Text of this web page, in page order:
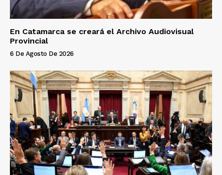
En Catamarca se creará el Archivo Audiovisual
Provincial
6 De Agosto De 2026